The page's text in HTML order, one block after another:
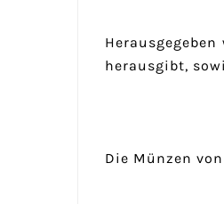
herausgibt,
Die Münzen